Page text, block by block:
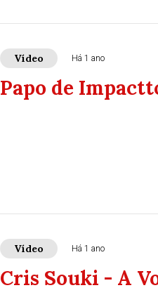
Vídeo Há 1 ano
Papo de
Vídeo Há 1 ano
Cris Souki - A